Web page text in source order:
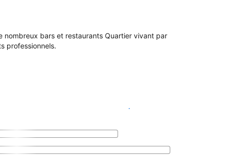
nombreux bars et restaurants Quartier vivant par
professionnels.
Voir les disponibilités